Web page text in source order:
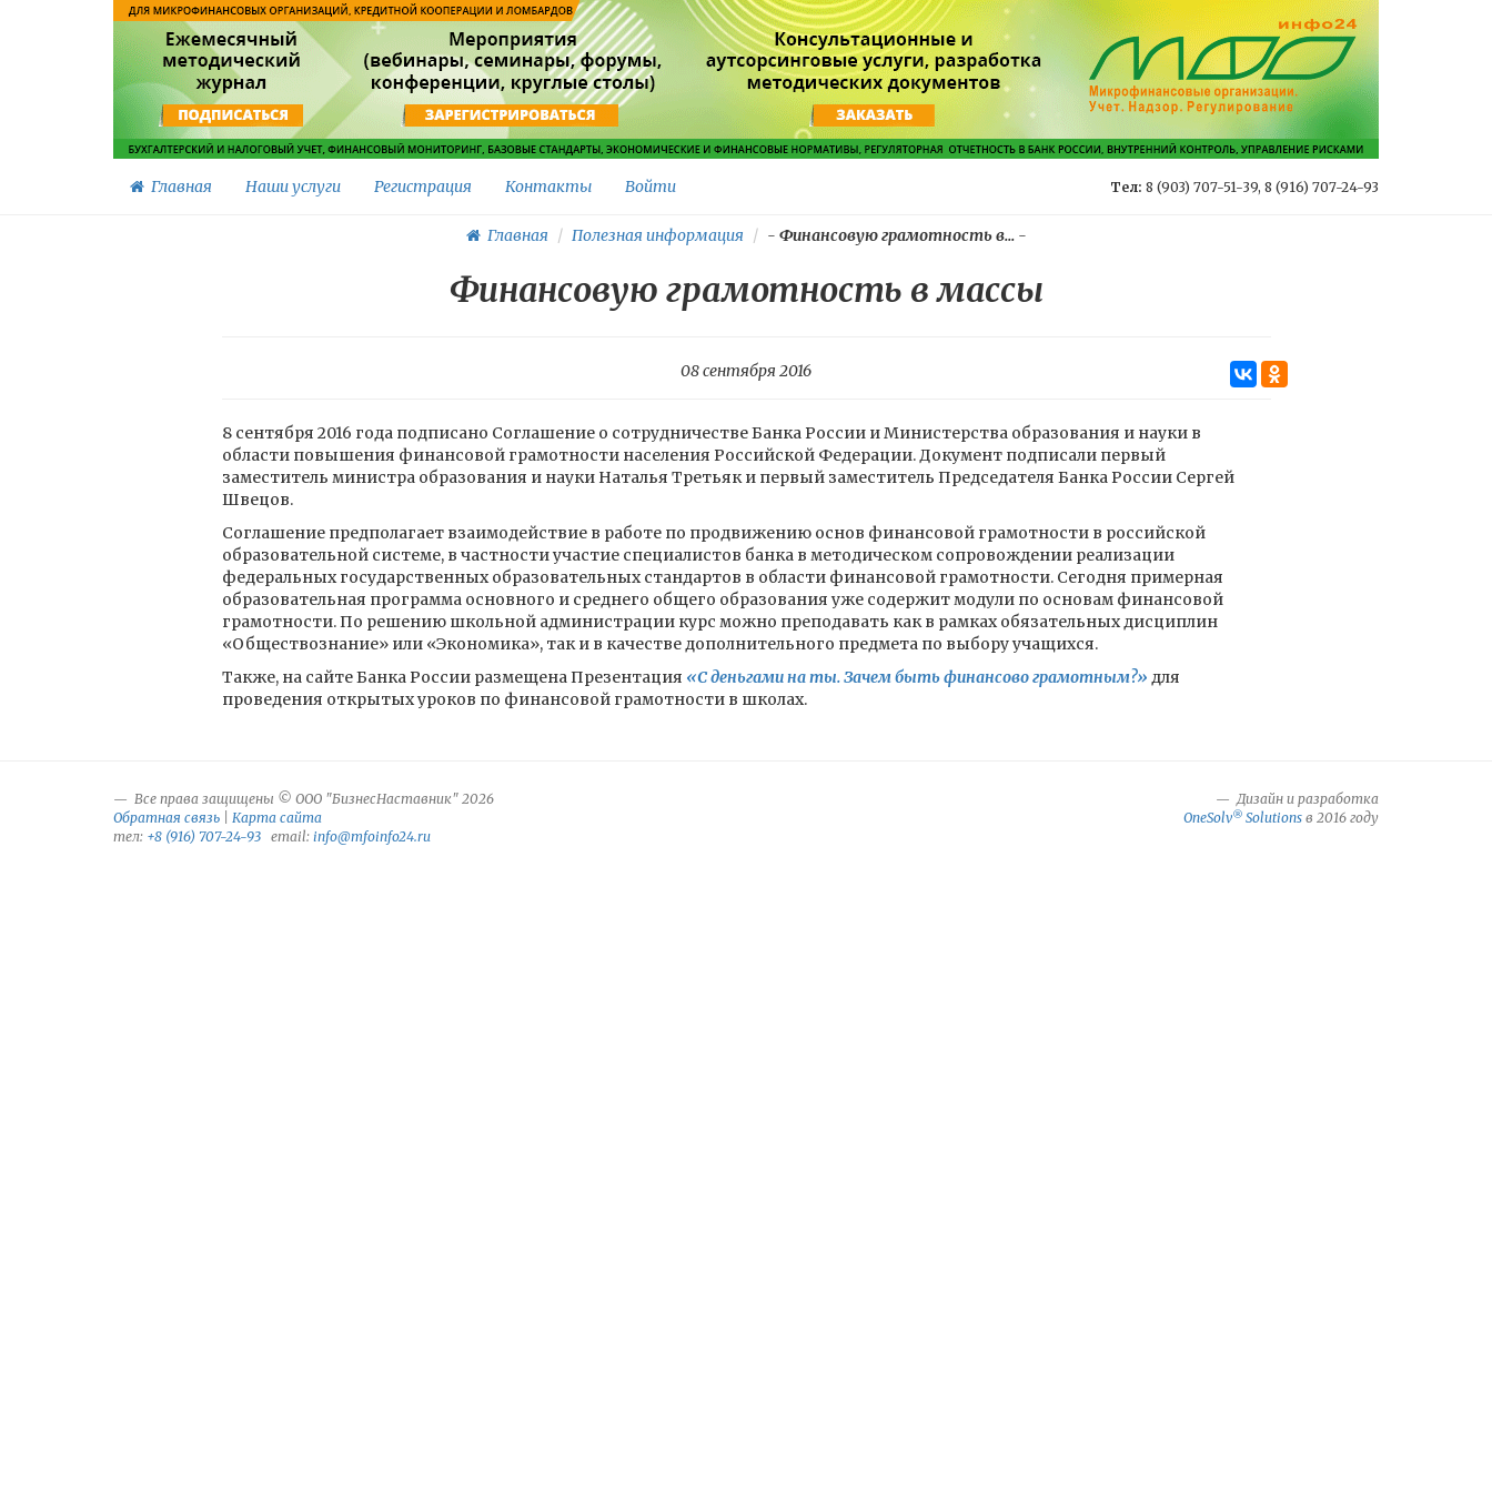
Главная Наши услуги Регистрация Контакты Войти Тел: 8 (903) 707-51-39, 8 (916) 707-24-93
Главная Полезная информация - Финансовую грамотность в...-
Финансовую грамотность в массы
08 сентября 2016
8 сентября 2016 года подписано Соглашение о сотрудничестве Банка России и Министерства образования и науки в
области повышения финансовой грамотности населения Российской Федерации. Документ подписали первый
заместитель министра образования и науки Наталья Третьяк и первый заместитель Председателя Банка России Сергей
Швецов.
Соглашение предполагает взаимодействие в работе по продвижению основ финансовой грамотности в российской
образовательной системе, в частности участие специалистов банка в методическом сопровождении реализации
федеральных государственных образовательных стандартов в области финансовой грамотности. Сегодня примерная
образовательная программа основного и среднего общего образования уже содержит модули по основам финансовой
грамотности. По решению школьной администрации курс можно преподавать как в рамках обязательных дисциплин
«Обществознание» или «Экономика», так и в качестве дополнительного предмета по выбору учащихся.
Также, на сайте Банка России размещена Презентация «С деньгами на ты. Зачем быть финансово грамотным?» для
проведения открытых уроков по финансовой грамотности в школах.
Все права защищены © ООО "БизнесНаставник" 2026
Обратная связь
Карта сайта
тел: +8 (916) 707-24-93 email: info@mfoinfo24.ru
Дизайн и разработка
OneSolv® Solutions в 2016 году